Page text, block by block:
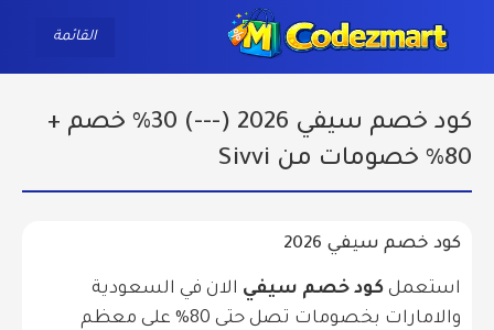
navigation
القائمة
كود خصم سيفي 2026 (---) 30% خصم +
80% خصومات من Sivvi
كود خصم سيفي 2026
استعمل كود خصم سيفي الان في السعودية
والامارات بخصومات تصل حتى 80% على معظم